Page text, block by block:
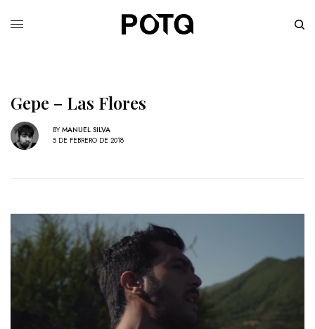
Gepe – Las Flores
BY MANUEL SILVA
5 DE FEBRERO DE 2018